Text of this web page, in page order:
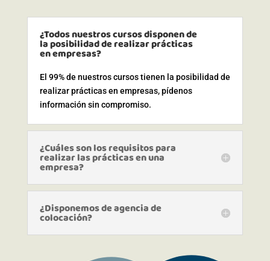
¿Todos nuestros cursos disponen de
la posibilidad de realizar prácticas
en empresas?
El 99% de nuestros cursos tienen la posibilidad de
realizar prácticas en empresas, pídenos
información sin compromiso.
¿Cuáles son los requisitos para
realizar las prácticas en una
empresa?
¿Disponemos de agencia de
colocación?